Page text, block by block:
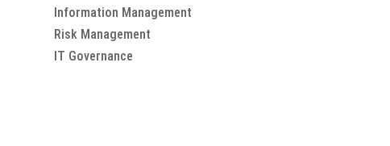
Information Management
Risk Management
IT Governance